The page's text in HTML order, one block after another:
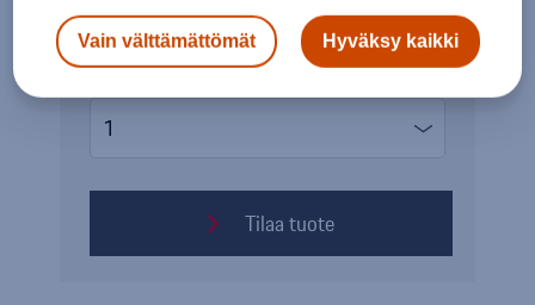
Tilaa tuote
Vain välttämättömät Hyväksy kaikki